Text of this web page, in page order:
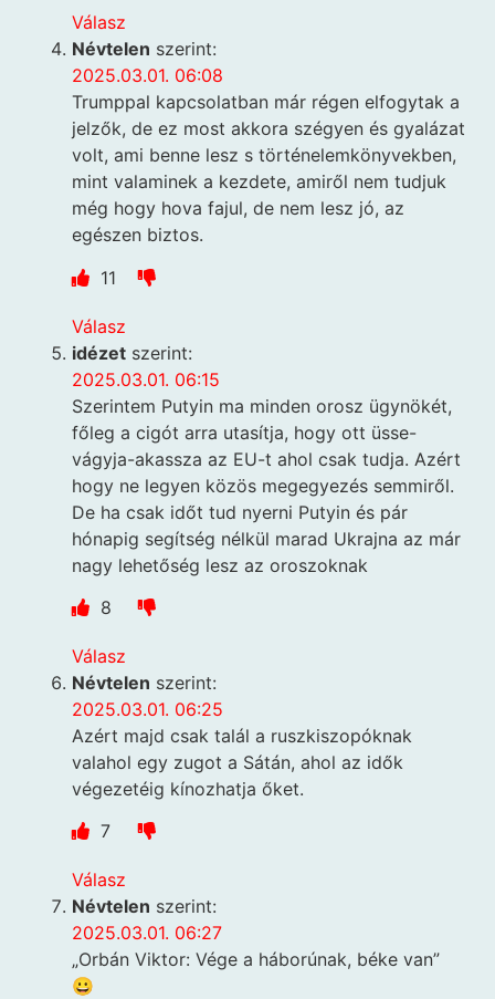
Válasz
Névtelen szerint:
2025.03.01. 06:08
Trumppal kapcsolatban már régen elfogytak a
jelzők, de ez most akkora szégyen és gyalázat
volt, ami benne lesz s történelemkönyvekben,
mint valaminek a kezdete, amiről nem tudjuk
még hogy hova fajul, de nem lesz jó, az
egészen biztos.
11
Válasz
idézet szerint:
2025.03.01. 06:15
Szerintem Putyin ma minden orosz ügynökét,
főleg a cigót arra utasítja, hogy ott üsse-
vágyja-akassza az EU-t ahol csak tudja. Azért
hogy ne legyen közös megegyezés semmiről.
De ha csak időt tud nyerni Putyin és pár
hónapig segítség nélkül marad Ukrajna az már
nagy lehetőség lesz az oroszoknak
8
Válasz
Névtelen szerint:
2025.03.01. 06:25
Azért majd csak talál a ruszkiszopóknak
valahol egy zugot a Sátán, ahol az idők
végezetéig kínozhatja őket.
7
Válasz
Névtelen szerint:
2025.03.01. 06:27
„Orbán Viktor: Vége a háborúnak, béke van”
😀